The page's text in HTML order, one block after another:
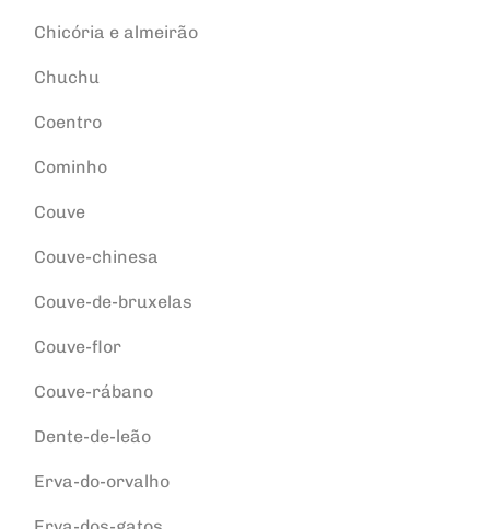
Chicória e almeirão
Chuchu
Coentro
Cominho
Couve
Couve-chinesa
Couve-de-bruxelas
Couve-flor
Couve-rábano
Dente-de-leão
Erva-do-orvalho